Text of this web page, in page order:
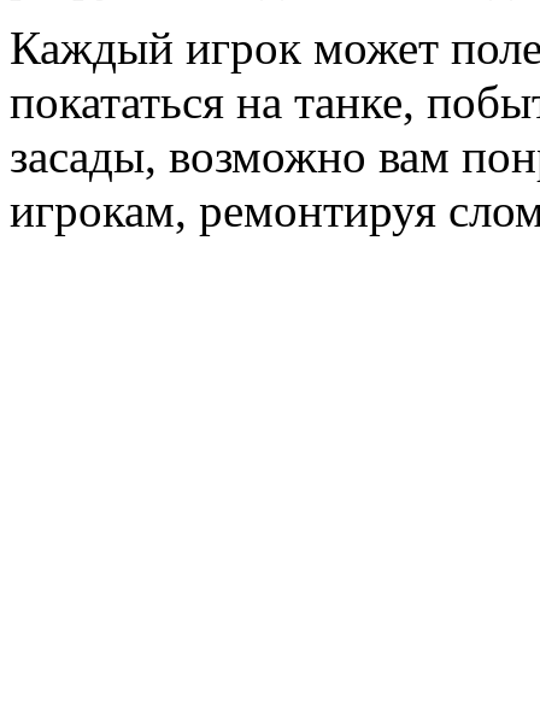
Каждый игрок может
покататься на танке,
засады, возможно вам
игрокам, ремонтируя